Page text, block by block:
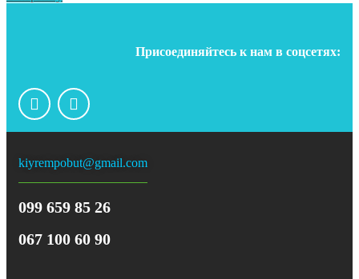
Присоединяйтесь к нам в соцсетях:
kiyrempobut@gmail.com
099 659 85 26
067 100 60 90